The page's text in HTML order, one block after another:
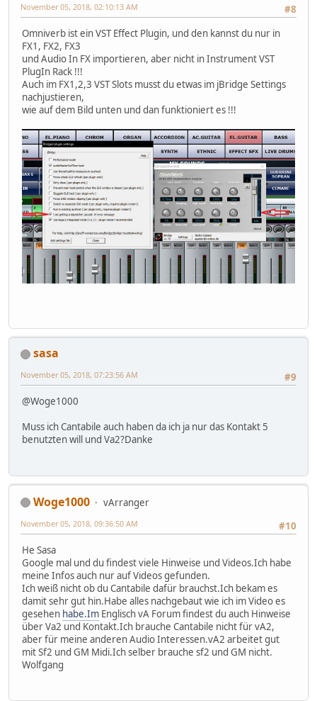
#8
November 05, 2018, 02:10:13 AM
Omniverb ist ein VST Effect Plugin, und den kannst du nur in
FX1, FX2, FX3
und Audio In FX importieren, aber nicht in Instrument VST
PlugIn Rack !!!
Auch im FX1,2,3 VST Slots musst du etwas im jBridge Settings
nachjustieren,
wie auf dem Bild unten und dan funktioniert es !!!
sasa
#9
November 05, 2018, 07:23:56 AM
@Woge1000
Muss ich Cantabile auch haben da ich ja nur das Kontakt 5
benutzten will und Va2?Danke
Woge1000
vArranger
#10
November 05, 2018, 09:36:50 AM
He Sasa
Google mal und du findest viele Hinweise und Videos.Ich habe
meine Infos auch nur auf Videos gefunden.
Ich weiß nicht ob du Cantabile dafür brauchst.Ich bekam es
damit sehr gut hin.Habe alles nachgebaut wie ich im Video es
gesehen habe.Im Englisch vA Forum findest du auch Hinweise
über Va2 und Kontakt.Ich brauche Cantabile nicht für vA2,
aber für meine anderen Audio Interessen.vA2 arbeitet gut
mit Sf2 und GM Midi.Ich selber brauche sf2 und GM nicht.
Wolfgang